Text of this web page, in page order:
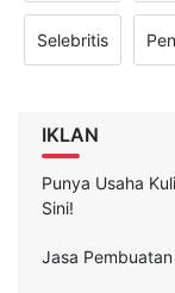
Selebritis
IKLAN
Punya Usaha
Sini!
Jasa